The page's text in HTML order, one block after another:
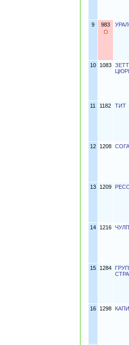
9 983
10 1083
11 1182 ТИТ
12 1208
13 1209
14 1216
15 1284
16 1298